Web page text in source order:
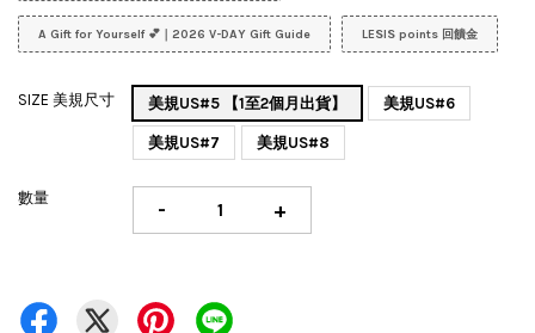
A Gift for Yourself 💕｜2026 V-DAY Gift Guide LESIS points 回饋金
SIZE 美規尺寸 美規US#5 【1至2個月出貨】 美規US#6
美規US#7 美規US#8
數量 - +